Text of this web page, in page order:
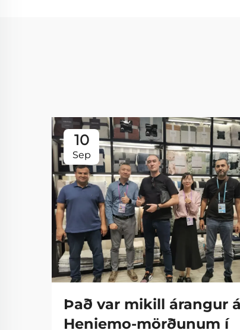
10
Sep
Það var mikill árangur á
Heniemo-mörðunum í